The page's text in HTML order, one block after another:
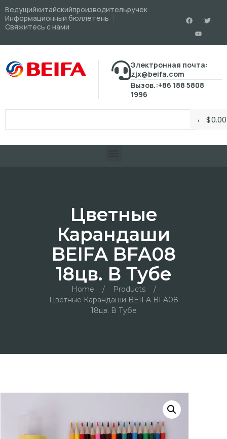
Ведущийкитайскийпроизводительручек
Информационный бюллетень
Свяжитесь с нами
Электронная почта:
zjx@beifa.com
Вызов.:+86 188 5808
1996
$0.00
Цветные
Карандаши
BEIFA BFA08
18цв. В Тубе
Home / Products
/
Цветные Карандаши BEIFA BFA08
18цв. В Тубе